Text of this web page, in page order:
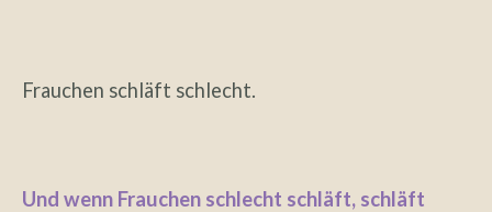
Frauchen schläft schlecht.
Und wenn Frauchen schlecht schläft, schläft